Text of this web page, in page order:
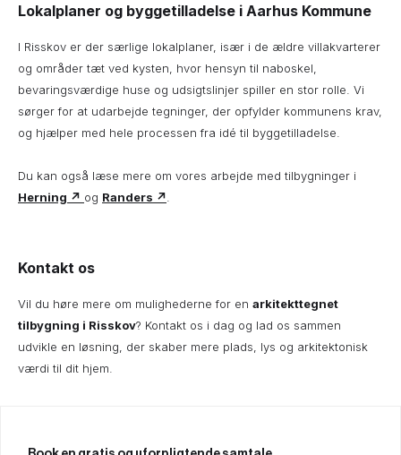
Lokalplaner og byggetilladelse i Aarhus Kommune
I Risskov er der særlige lokalplaner, især i de ældre villakvarterer
og områder tæt ved kysten, hvor hensyn til naboskel,
bevaringsværdige huse og udsigtslinjer spiller en stor rolle. Vi
sørger for at udarbejde tegninger, der opfylder kommunens krav,
og hjælper med hele processen fra idé til byggetilladelse.
Du kan også læse mere om vores arbejde med tilbygninger i
Herning ↗ og Randers ↗.
Kontakt os
Vil du høre mere om mulighederne for en arkitekttegnet
tilbygning i Risskov? Kontakt os i dag og lad os sammen
udvikle en løsning, der skaber mere plads, lys og arkitektonisk
værdi til dit hjem.